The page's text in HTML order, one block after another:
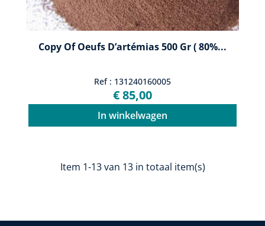
Copy Of Oeufs D’artémias 500 Gr ( 80%...
Ref : 131240160005
€ 85,00
In winkelwagen
Item 1-13 van 13 in totaal item(s)